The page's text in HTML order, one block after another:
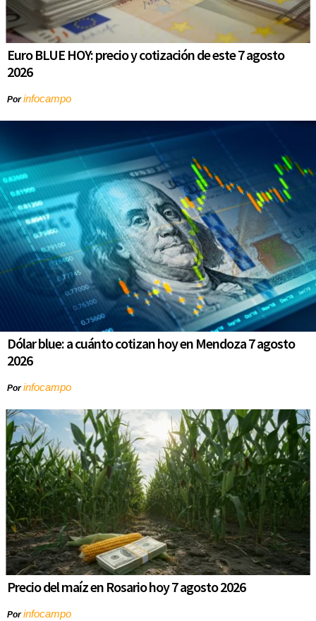
Euro BLUE HOY: precio y cotización de este 7 agosto
2026
Porinfocampo
Dólar blue: a cuánto cotizan hoy en Mendoza 7 agosto
2026
Porinfocampo
Precio del maíz en Rosario hoy 7 agosto 2026
Porinfocampo